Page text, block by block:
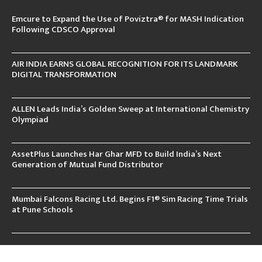
Emcure to Expand the Use of Poviztra® for MASH Indication
Following CDSCO Approval
AIR INDIA EARNS GLOBAL RECOGNITION FOR ITS LANDMARK
DIGITAL TRANSFORMATION
ALLEN Leads India’s Golden Sweep at International Chemistry
Olympiad
AssetPlus Launches Har Ghar MFD to Build India’s Next
Generation of Mutual Fund Distributor
Mumbai Falcons Racing Ltd. Begins F1® Sim Racing Time Trials
at Pune Schools